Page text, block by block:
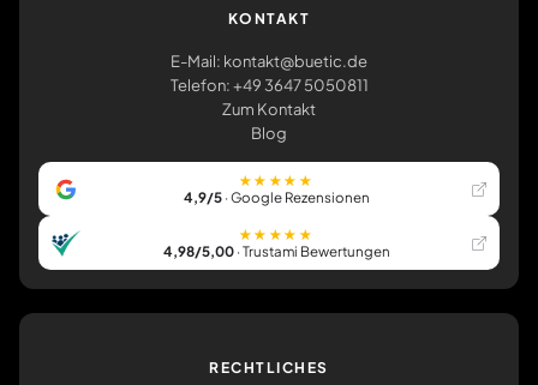
KONTAKT
E-Mail: kontakt@buetic.de
Telefon: +49 3647 5050811
Zum Kontakt
Blog
★★★★★
4,9/5· Google Rezensionen
★★★★★
4,98/5,00· Trustami Bewertungen
RECHTLICHES